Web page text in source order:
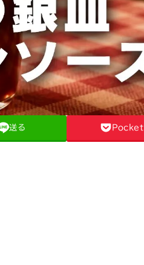
送る Pocket